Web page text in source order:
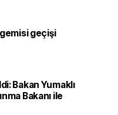
geçişi
Bakan Yumaklı
Bakanı ile